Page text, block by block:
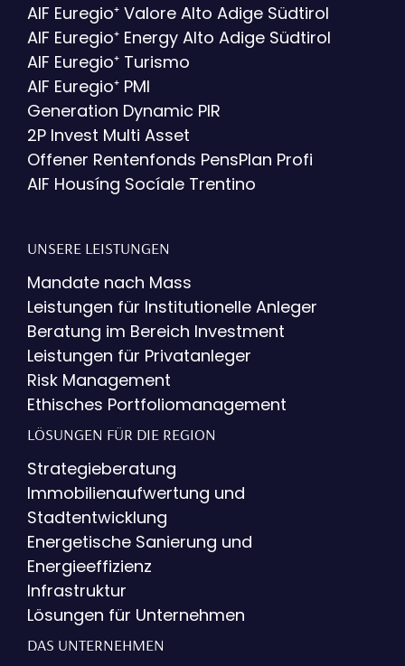
AIF Euregio⁺ Valore Alto Adige Südtirol
AIF Euregio⁺ Energy Alto Adige Südtirol
AIF Euregio⁺ Turismo
AIF Euregio⁺ PMI
Generation Dynamic PIR
2P Invest Multi Asset
Offener Rentenfonds PensPlan Profi
AIF Housíng Socíale Trentino
UNSERE LEISTUNGEN
Mandate nach Mass
Leistungen für Institutionelle Anleger
Beratung im Bereich Investment
Leistungen für Privatanleger
Risk Management
Ethisches Portfoliomanagement
LÖSUNGEN FÜR DIE REGION
Strategieberatung
Immobilienaufwertung und
Stadtentwicklung
Energetische Sanierung und
Energieeffizienz
Infrastruktur
Lösungen für Unternehmen
DAS UNTERNEHMEN